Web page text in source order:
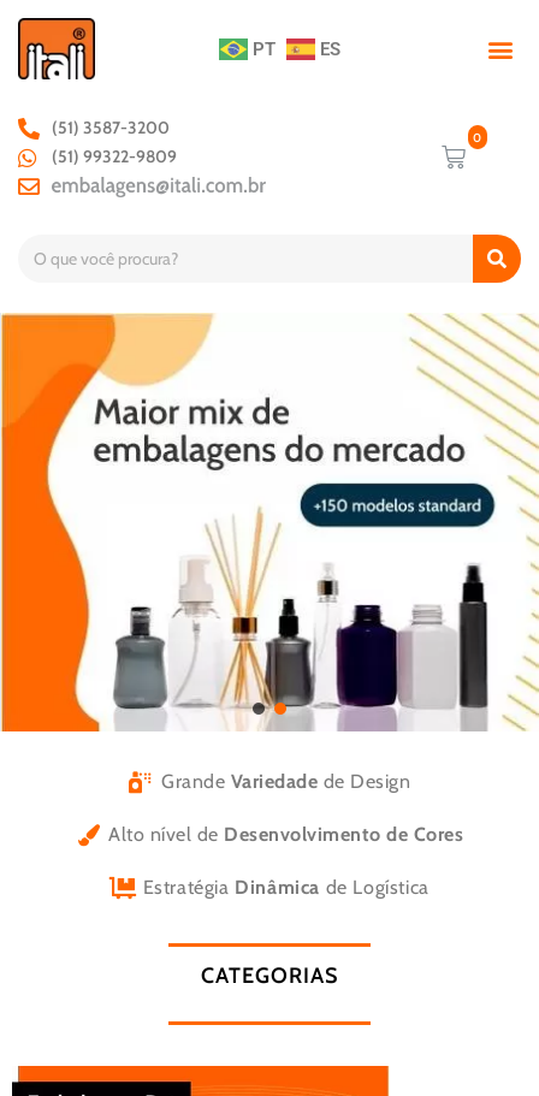
PT ES
(51) 3587-3200
(51) 99322-9809
Grande Variedade de Design
Alto nível de Desenvolvimento de Cores
Estratégia Dinâmica de Logística
CATEGORIAS